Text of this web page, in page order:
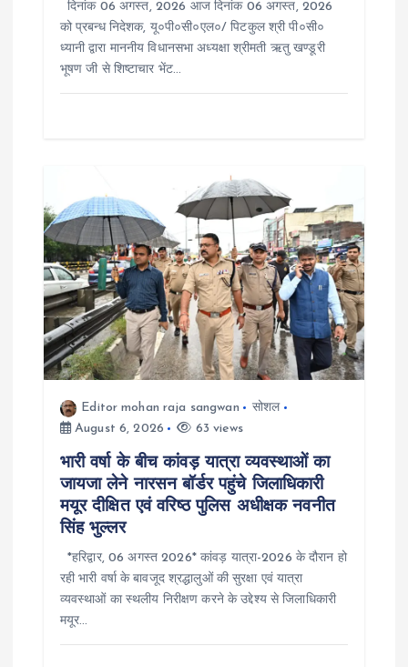
दिनांक 06 अगस्त, 2026 आज दिनांक 06 अगस्त, 2026
को प्रबन्ध निदेशक, यू०पी०सी०एल०/ पिटकुल श्री पी०सी०
ध्यानी द्वारा माननीय विधानसभा अध्यक्षा श्रीमती ऋतु खण्डूरी
भूषण जी से शिष्टाचार भेंट…
Editor mohan raja sangwan
सोशल
August 6, 2026
63 views
भारी वर्षा के बीच कांवड़ यात्रा व्यवस्थाओं का
जायजा लेने नारसन बॉर्डर पहुंचे जिलाधिकारी
मयूर दीक्षित एवं वरिष्ठ पुलिस अधीक्षक नवनीत
सिंह भुल्लर
*हरिद्वार, 06 अगस्त 2026* कांवड़ यात्रा-2026 के दौरान हो
रही भारी वर्षा के बावजूद श्रद्धालुओं की सुरक्षा एवं यात्रा
व्यवस्थाओं का स्थलीय निरीक्षण करने के उद्देश्य से जिलाधिकारी
मयूर…